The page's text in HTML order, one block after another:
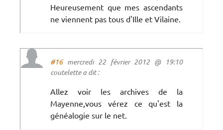
Heureusement que mes ascendants
ne viennent pas tous d'Ille et Vilaine.
#16mercredi 22 février 2012 @ 19:10
coutelette a dit :
Allez voir les archives de la
Mayenne,vous vérez ce qu'est la
généalogie sur le net.